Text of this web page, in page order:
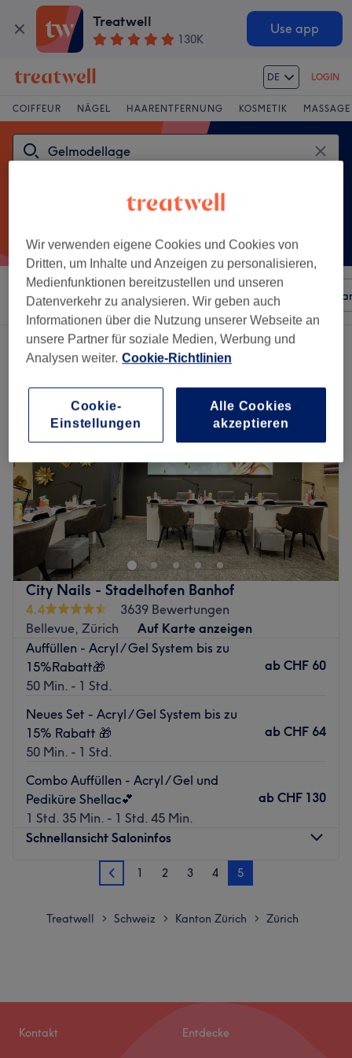
Treatwell
130K
Use app
DE LOGIN
COIFFEUR NÄGEL HAARENTFERNUNG KOSMETIK MASSAGE
Sortieren nach Beliebiger Preis Besonderheiten
81 Salons die anbieten:gelmodellage in Zürich
City Nails - Stadelhofen Banhof
4.4
3639 Bewertungen
Bellevue, Zürich
Auf Karte anzeigen
Auffüllen - Acryl / Gel System bis zu
15%Rabatt🎁
50 Min. - 1 Std.
ab CHF 60
Neues Set - Acryl / Gel System bis zu
15% Rabatt 🎁
50 Min. - 1 Std.
ab CHF 64
Combo Auffüllen - Acryl / Gel und
Pediküre Shellac💕
1 Std. 35 Min. - 1 Std. 45 Min.
ab CHF 130
Schnellansicht Saloninfos
09:30
Mittwoch
09:30–20:00
Das Nagelstudio City Nails - Stadelhofen verschönert den
4 1 2 3 4 5
Treatwell > Schweiz > Kanton Zürich > Zürich
Kontakt Entdecke
Wir verwenden eigene Cookies und Cookies von
Dritten, um Inhalte und Anzeigen zu personalisieren,
Medienfunktionen bereitzustellen und unseren
Datenverkehr zu analysieren. Wir geben auch
Informationen über die Nutzung unserer Webseite an
unsere Partner für soziale Medien, Werbung und
Analysen weiter. Cookie-Richtlinien
Alle Cookies
akzeptieren
Cookie-
Einstellungen